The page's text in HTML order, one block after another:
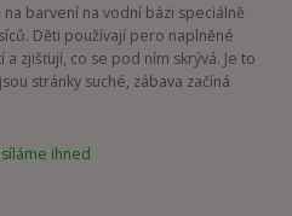
barvení na vodní bázi speciálně
Děti používají pero naplněné
zjišťují, co se pod ním skrývá. Je to
stránky suché, zábava začíná
ihned